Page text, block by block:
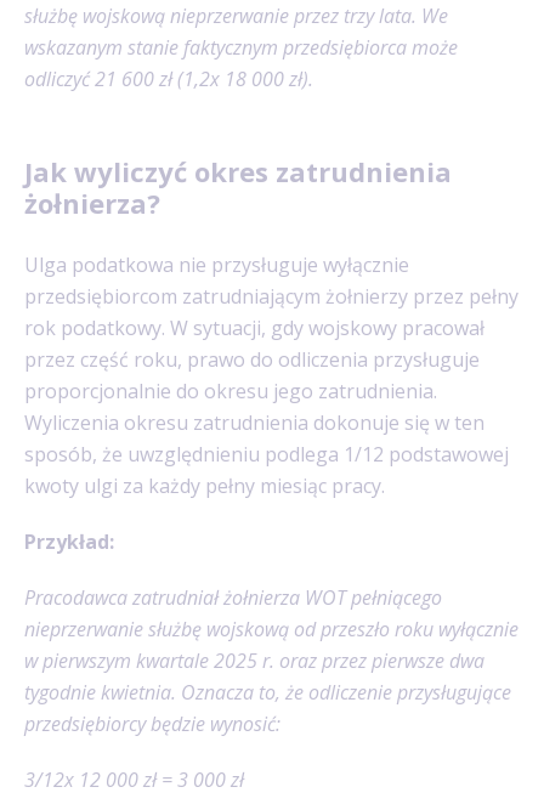
służbę wojskową nieprzerwanie przez trzy lata. We
wskazanym stanie faktycznym przedsiębiorca może
odliczyć 21 600 zł (1,2x 18 000 zł).
Jak wyliczyć okres zatrudnienia
żołnierza?
Ulga podatkowa nie przysługuje wyłącznie
przedsiębiorcom zatrudniającym żołnierzy przez pełny
rok podatkowy. W sytuacji, gdy wojskowy pracował
przez część roku, prawo do odliczenia przysługuje
proporcjonalnie do okresu jego zatrudnienia.
Wyliczenia okresu zatrudnienia dokonuje się w ten
sposób, że uwzględnieniu podlega 1/12 podstawowej
kwoty ulgi za każdy pełny miesiąc pracy.
Przykład:
Pracodawca zatrudniał żołnierza WOT pełniącego
nieprzerwanie służbę wojskową od przeszło roku wyłącznie
w pierwszym kwartale 2025 r. oraz przez pierwsze dwa
tygodnie kwietnia. Oznacza to, że odliczenie przysługujące
przedsiębiorcy będzie wynosić:
3/12x 12 000 zł = 3 000 zł